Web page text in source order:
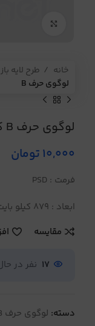
خانه طرح لایه باز
لوگوی حرف B
لوگوی حرف B کد 141
10,000تومان
فرمت : PSD
ابعاد : 879 کیلو بایت
مقایسه
17 نفر در
دسته: لوگوی حرف B